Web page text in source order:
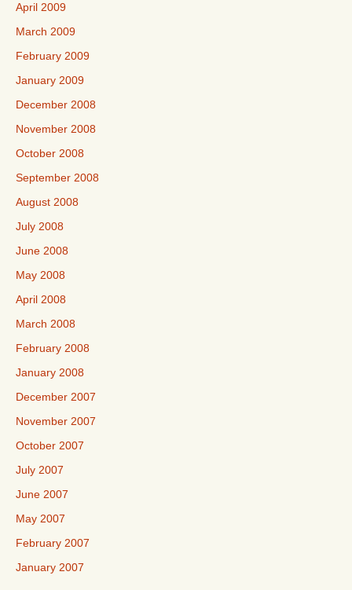
April 2009
March 2009
February 2009
January 2009
December 2008
November 2008
October 2008
September 2008
August 2008
July 2008
June 2008
May 2008
April 2008
March 2008
February 2008
January 2008
December 2007
November 2007
October 2007
July 2007
June 2007
May 2007
February 2007
January 2007